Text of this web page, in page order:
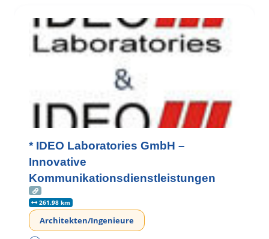
* IDEO Laboratories GmbH –
Innovative
Kommunikationsdienstleistungen
261.98 km
Architekten/Ingenieure